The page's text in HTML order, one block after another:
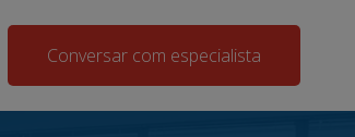
Conversar com especialista